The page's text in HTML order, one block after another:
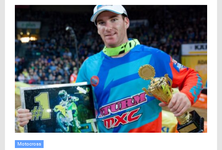
Motocross